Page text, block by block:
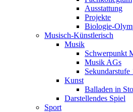
Ausstattung
Projekte
Biologie-
Musisch-Künstlerisch
Musik
Schwerpunkt
Musik AGs
Sekundarstufe
Kunst
Balladen in
Darstellendes Spiel
Sport